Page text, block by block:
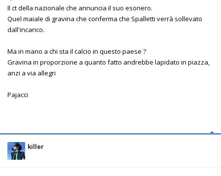
Il ct della nazionale che annuncia il suo esonero.
Quel maiale di gravina che conferma che Spalletti verrà sollevato
dall'incarico.
Ma in mano a chi sta il calcio in questo paese ?
Gravina in proporzione a quanto fatto andrebbe lapidato in piazza,
anzi a via allegri
Pajacci
killer